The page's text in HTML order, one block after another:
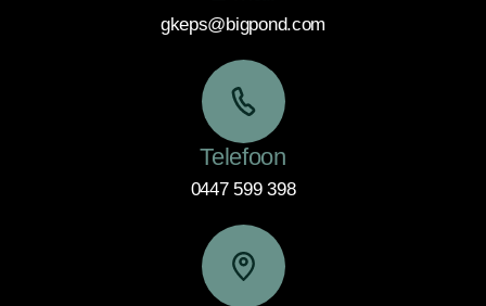
gkeps@bigpond.com
Telefoon
0447 599 398